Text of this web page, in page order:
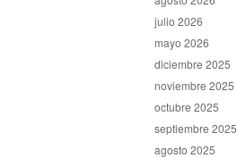
julio 2026
mayo 2026
diciembre 2025
noviembre 2025
octubre 2025
septiembre 2025
agosto 2025